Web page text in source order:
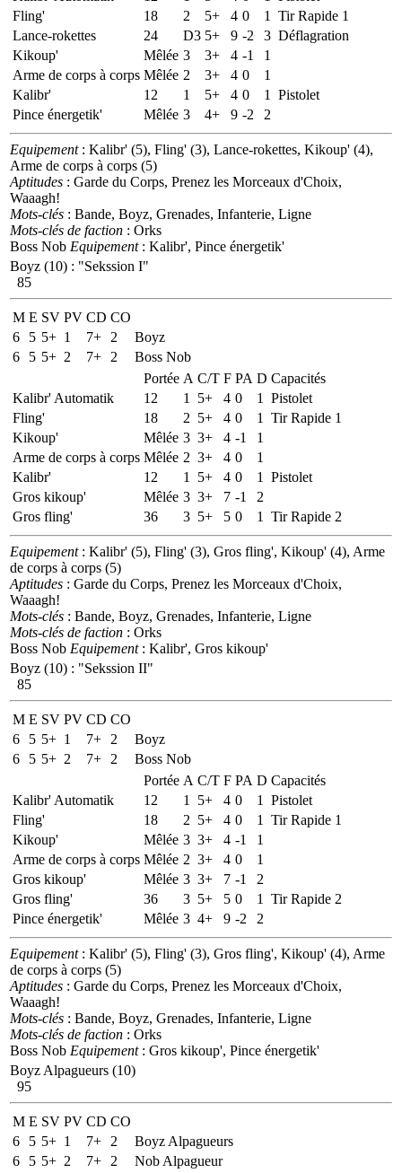
Fling'
18 2 5+ 4 0 1
Tir Rapide 1
Lance-rokettes
24 D3 5+ 9 -2 3 Déflagration
Kikoup'
Mêlée 3 3+ 4 -1
1
Arme de corps à corps Mêlée 2 3+ 4 0
1
Kalibr'
12 1 5+ 4 0 1
Pistolet
Pince énergetik'
Mêlée 3 4+ 9 -2 2
Equipement: Kalibr' (5), Fling' (3), Lance-rokettes, Kikoup' (4),
Arme de corps à corps (5)
Aptitudes : Garde du Corps, Prenez les Morceaux d'Choix,
Waaagh!
Mots-clés : Bande, Boyz, Grenades, Infanterie, Ligne
Mots-clés de faction : Orks
Boss Nob Equipement: Kalibr', Pince énergetik'
Boyz (10) : "Sekssion I"
85
M E SV PV CD CO
6
5 5+ 1 7+ 2
Boyz
6
5 5+ 2 7+ 2
Boss Nob
Portée A C/T F PA D Capacités
Kalibr' Automatik
12 1 5+ 4 0 1
Pistolet
Fling'
18 2 5+ 4 0 1
Tir Rapide 1
Kikoup'
Mêlée 3 3+ 4 -1
1
Arme de corps à corps Mêlée 2 3+ 4 0
1
Kalibr'
12 1 5+ 4 0 1
Pistolet
Gros kikoup'
Mêlée 3 3+ 7 -1
2
Gros fling'
36 3 5+ 5 0 1 Tir Rapide 2
Equipement: Kalibr' (5), Fling' (3), Gros fling', Kikoup' (4), Arme
de corps à corps (5)
Aptitudes : Garde du Corps, Prenez les Morceaux d'Choix,
Waaagh!
Mots-clés : Bande, Boyz, Grenades, Infanterie, Ligne
Mots-clés de faction : Orks
Boss Nob Equipement: Kalibr', Gros kikoup'
Boyz (10) : "Sekssion II"
85
M E SV PV CD CO
6
5 5+ 1 7+ 2
Boyz
6
5 5+ 2 7+ 2
Boss Nob
Portée A C/T F PA D Capacités
Kalibr' Automatik
12 1 5+ 4 0 1
Pistolet
Fling'
18 2 5+ 4 0 1
Tir Rapide 1
Kikoup'
Mêlée 3 3+ 4 -1
1
Arme de corps à corps Mêlée 2 3+ 4 0
1
Gros kikoup'
Mêlée 3 3+ 7 -1
2
Gros fling'
36 3 5+ 5 0 1
Tir Rapide 2
Pince énergetik'
Mêlée 3 4+ 9 -2 2
Equipement: Kalibr' (5), Fling' (3), Gros fling', Kikoup' (4), Arme
de corps à corps (5)
Aptitudes : Garde du Corps, Prenez les Morceaux d'Choix,
Waaagh!
Mots-clés : Bande, Boyz, Grenades, Infanterie, Ligne
Mots-clés de faction : Orks
Boss Nob Equipement: Gros kikoup', Pince énergetik'
Boyz Alpagueurs (10)
95
M E SV PV CD CO
6
5 5+ 1 7+ 2
Boyz Alpagueurs
6
5 5+ 2 7+ 2
Nob Alpagueur